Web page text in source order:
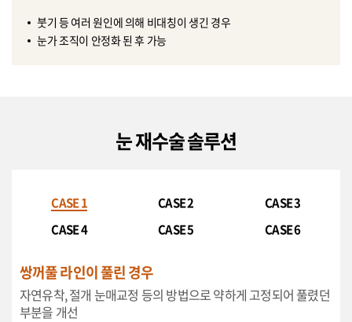
붓기 등 여러 원인에 의해 비대칭이 생긴 경우
눈가 조직이 안정화 된 후 가능
눈 재수술 솔루션
CASE 1 CASE 2
CASE 3
CASE 4
CASE 5 CASE 6
쌍꺼풀 라인이 풀린 경우
자연유착, 절개 눈매교정 등의 방법으로 약하게 고정되어 풀렸던
부분을 개선